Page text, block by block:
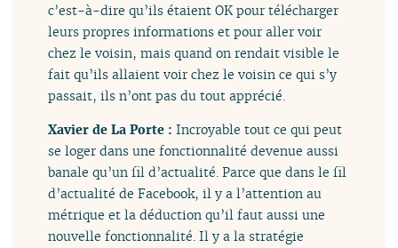
c’est-à-dire qu’ils étaient OK pour télécharger
leurs propres informations et pour aller voir
chez le voisin, mais quand on rendait visible le
fait qu’ils allaient voir chez le voisin ce qui s’y
passait, ils n’ont pas du tout apprécié.
Xavier de La Porte :Incroyable tout ce qui peut
se loger dans une fonctionnalité devenue aussi
banale qu’un fil d’actualité. Parce que dans le fil
d’actualité de Facebook, il y a l’attention au
métrique et la déduction qu’il faut aussi une
nouvelle fonctionnalité. Il y a la stratégie